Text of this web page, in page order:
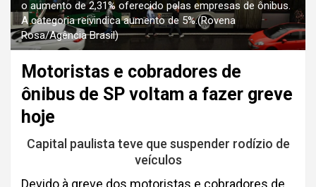
o aumento de 2,31% oferecido pelas empresas de ônibus.
A categoria reivindica aumento de 5%.(Rovena
Rosa/Agência Brasil)
Motoristas e cobradores de
ônibus de SP voltam a fazer greve
hoje
Capital paulista teve que suspender rodízio de
veículos
Devido à greve dos motoristas e cobradores de